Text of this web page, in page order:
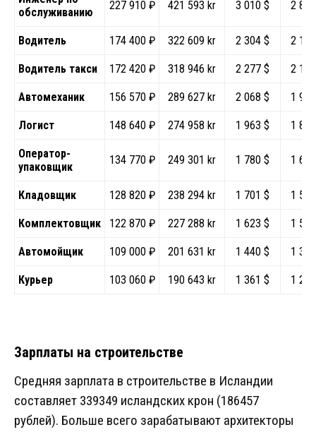
обслуживанию
227 910 ₽ 421 593 kr 3 010 $ 2
Водитель 174 400 ₽ 322 609 kr 2 304 $ 2
Водитель такси 172 420 ₽ 318 946 kr 2 277 $ 2
Автомеханик 156 570 ₽ 289 627 kr 2 068 $ 1
Логист 148 640 ₽ 274 958 kr 1 963 $ 1
Оператор-
упаковщик
134 770 ₽ 249 301 kr 1 780 $ 1
Кладовщик 128 820 ₽ 238 294 kr 1 701 $ 1
Комплектовщик 122 870 ₽ 227 288 kr 1 623 $ 1
Автомойщик 109 000 ₽ 201 631 kr 1 440 $ 1
Курьер 103 060 ₽ 190 643 kr 1 361 $ 1
Зарплаты на строительстве
Средняя зарплата в строительстве в Исландии
составляет 339349 исландских крон (186457
рублей). Больше всего зарабатывают архитекторы